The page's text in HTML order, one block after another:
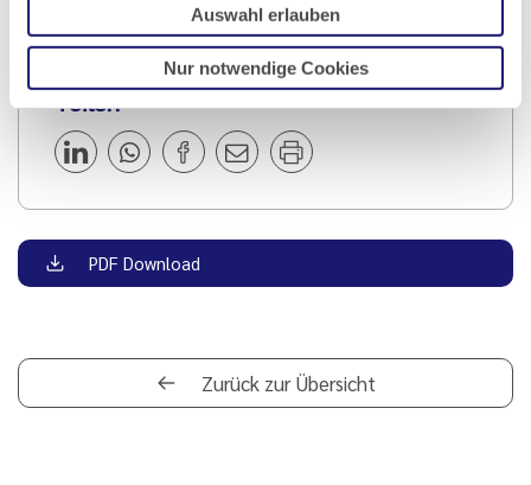
Auswahl erlauben
Nur notwendige Cookies
Teilen
PDF Download
Zurück zur Übersicht